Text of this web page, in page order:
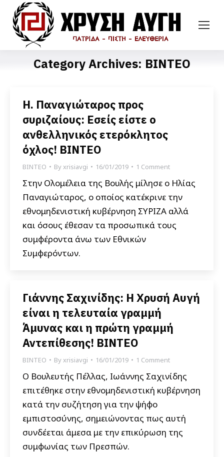
Category Archives: ΒΙΝΤΕΟ
Η. Παναγιώταρος προς
συριζαίους: Εσείς είστε ο
ανθελληνικός ετερόκλητος
όχλος! ΒΙΝΤΕΟ
ΒΙΝΤΕΟ Byxrisiavgi 16/01/2019 1 Comment
Στην Ολομέλεια της Βουλής μίλησε ο Ηλίας
Παναγιώταρος, ο οποίος κατέκρινε την
εθνομηδενιστική κυβέρνηση ΣΥΡΙΖΑ αλλά
και όσους έθεσαν τα προσωπικά τους
συμφέροντα άνω των Εθνικών
Συμφερόντων.
Γιάννης Σαχινίδης: Η Χρυσή Αυγή
είναι η τελευταία γραμμή
Άμυνας και η πρώτη γραμμή
Αντεπίθεσης! ΒΙΝΤΕΟ
ΒΙΝΤΕΟ Byxrisiavgi 16/01/2019 1 Comment
Ο Βουλευτής Πέλλας, Ιωάννης Σαχινίδης
επιτέθηκε στην εθνομηδενιστική κυβέρνηση
κατά την συζήτηση για την ψήφο
εμπιστοσύνης, σημειώνοντας πως αυτή
συνδέεται άμεσα με την επικύρωση της
συμφωνίας των Πρεσπών.